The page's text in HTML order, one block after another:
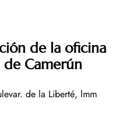
de la oficina
Camerún
de la Liberté, lmm